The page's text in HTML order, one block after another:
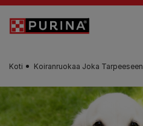
Skip to main content
Koti Koiranruokaa Joka Tarpeeseen